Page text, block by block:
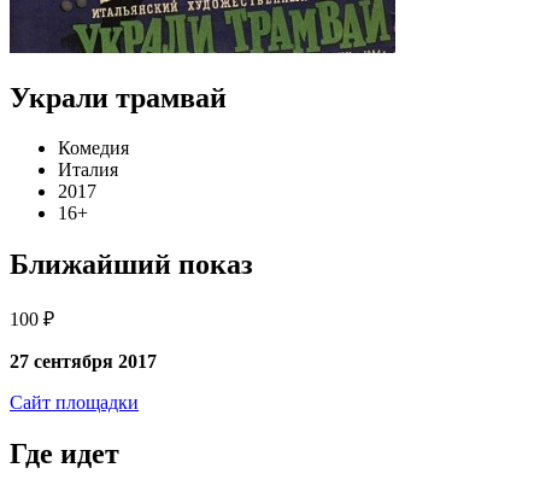
Украли трамвай
Комедия
Италия
2017
16+
Ближайший показ
100 ₽
27 сентября 2017
Сайт площадки
Где идет